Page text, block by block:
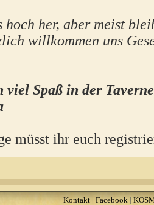
hoch her, aber meist
willkommen uns
viel Spaß in der
müsst ihr euch
Kontakt| Facebook |